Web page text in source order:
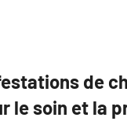
de
le soin et la